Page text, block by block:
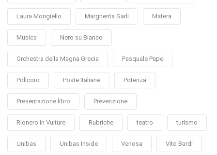
Laura Mongiello Margherita Sarli Matera
Musica Nero su Bianco
Orchestra della Magna Grecia Pasquale Pepe
Policoro Poste Italiane Potenza
Presentazione libro Prevenzione
Rionero in Vulture Rubriche teatro turismo
Unibas Unibas Inside Venosa Vito Bardi